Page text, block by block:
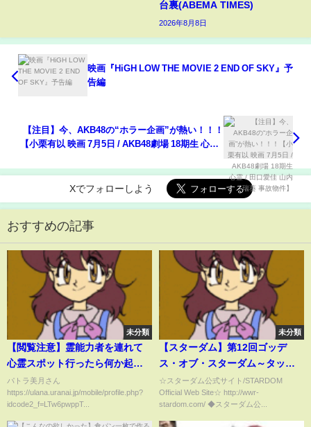
台裏(ABEMA TIMES)
2026年8月8日
映画『HiGH LOW THE MOVIE 2 END OF SKY』予
告編
【注目】今、AKB48の“ホラー企画”が熱い！！！
【小栗有以 映画 7月5日 / AKB48劇場 18期生 心霊 /
Xでフォローしよう
おすすめの記事
未分類
【閲覧注意】霊能力者を連れて
心霊スポット行ったら何か起き
る？
パトラ美月さん
https://ulana.uranai.jp/mobile/profile.php?
idcode2_f=LTw6pwppT...
未分類
【スターダム】第12回ゴッデ
ス・オブ・スターダム～タッグ
リーグ戦～入場式！-10.23立飛大
会-【STARDOM】
☆スターダム公式サイト/STARDOM
Official Web Site☆ http://wwr-
stardom.com/ ◆スターダム公...